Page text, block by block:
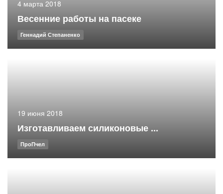
4 марта 2018
Весенние работы на пасеке
Геннадий Степаненко
19 июня 2018
Изготавливаем силиконовые ...
ПроПчел